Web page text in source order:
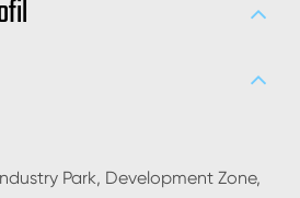
Park, Development Zone,